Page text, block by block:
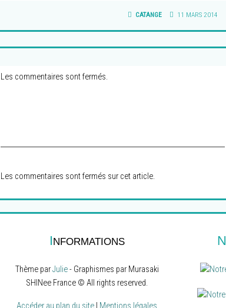
CATANGE 11 MARS 2014
Les commentaires sont fermés.
Les commentaires sont fermés sur cet article.
INFORMATIONS
Thème parJulie- Graphismes par Murasaki
SHINee France © All rights reserved.
N